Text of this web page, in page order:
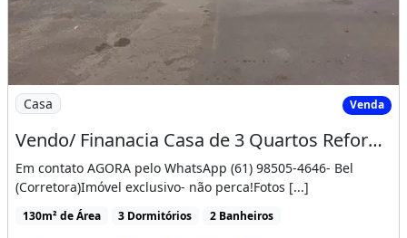
Imagem: Vendo/ Finanacia Casa de 3 Quartos Reformada
Casa Venda
Vendo/ Finanacia Casa de 3 Quartos Reformada, Samambaia Norte Entrada Aceita Carro e Fgts
Em contato AGORA pelo WhatsApp (61) 98505-4646- Bel
(Corretora)Imóvel exclusivo- não perca!Fotos [...]
130m² de Área 3 Dormitórios 2 Banheiros